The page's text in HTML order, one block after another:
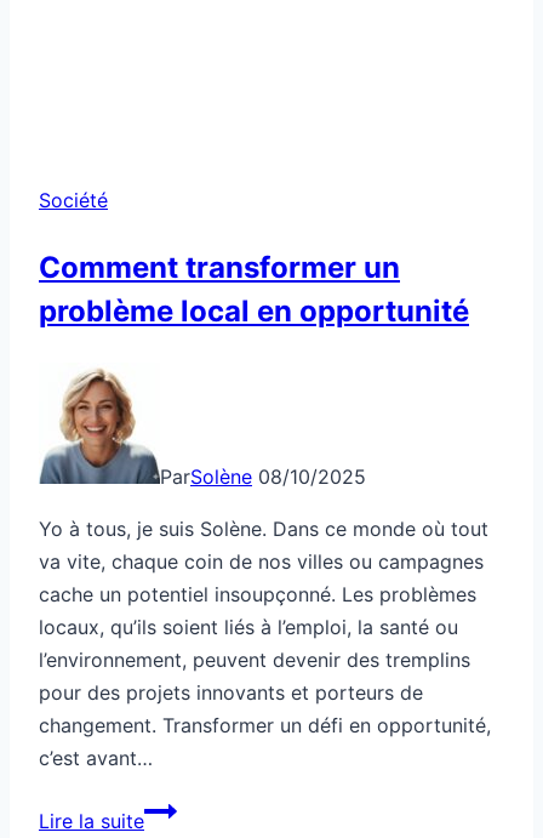
Société
Comment transformer un
problème local en opportunité
ParSolène 08/10/2025
Yo à tous, je suis Solène. Dans ce monde où tout
va vite, chaque coin de nos villes ou campagnes
cache un potentiel insoupçonné. Les problèmes
locaux, qu’ils soient liés à l’emploi, la santé ou
l’environnement, peuvent devenir des tremplins
pour des projets innovants et porteurs de
changement. Transformer un défi en opportunité,
c’est avant…
Lire la suiteComment